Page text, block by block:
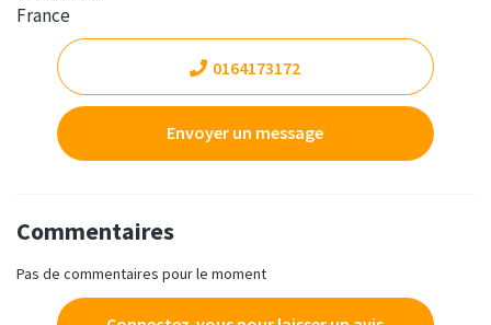
France
0164173172
Envoyer un message
Commentaires
Pas de commentaires pour le moment